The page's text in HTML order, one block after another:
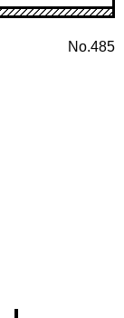
No.485